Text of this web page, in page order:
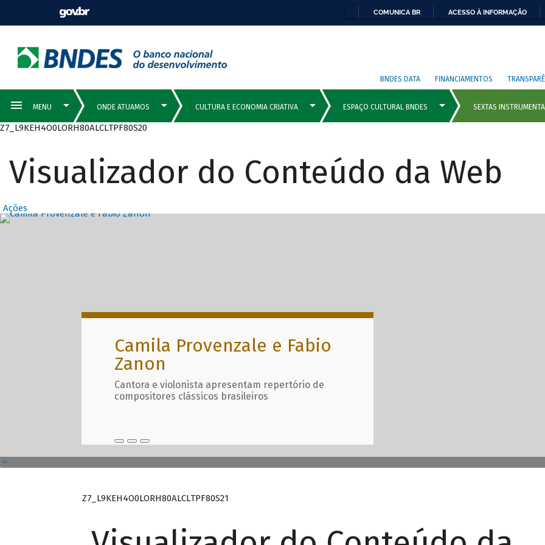
COMUNICA BR ACESSO À INFORMAÇÃO
BNDES DATA FINANCIAMENTOS
Z7_L9KEH4O0LORH80ALCLTPF80S20
Visualizador do Conteúdo da Web
Ações
Destaques Principais com
Camila Provenzale e Fabio
Zanon
Cantora e violonista apresentam repertório de
compositores clássicos brasileiros
Z7_L9KEH4O0LORH80ALCLTPF80S21